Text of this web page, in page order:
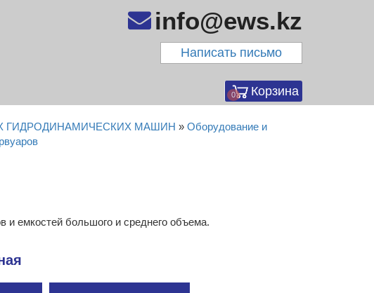
Написать письмо
info@ews.kz
Корзина
0
ГИДРОДИНАМИЧЕСКИХ МАШИН » Оборудование и
и емкостей большого и среднего объема.